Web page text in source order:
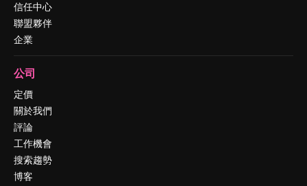
信任中心
聯盟夥伴
企業
公司
定價
關於我們
評論
工作機會
搜索趨勢
博客